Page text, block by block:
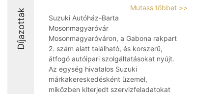
Díjazottak
Mutass többet >>
Suzuki Autóház-Barta
Mosonmagyaróvár
Mosonmagyaróváron, a Gabona rakpart
2. szám alatt található, és korszerű,
átfogó autóipari szolgáltatásokat nyújt.
Az egység hivatalos Suzuki
márkakereskedésként üzemel,
miközben kiterjedt szervizfeladatokat